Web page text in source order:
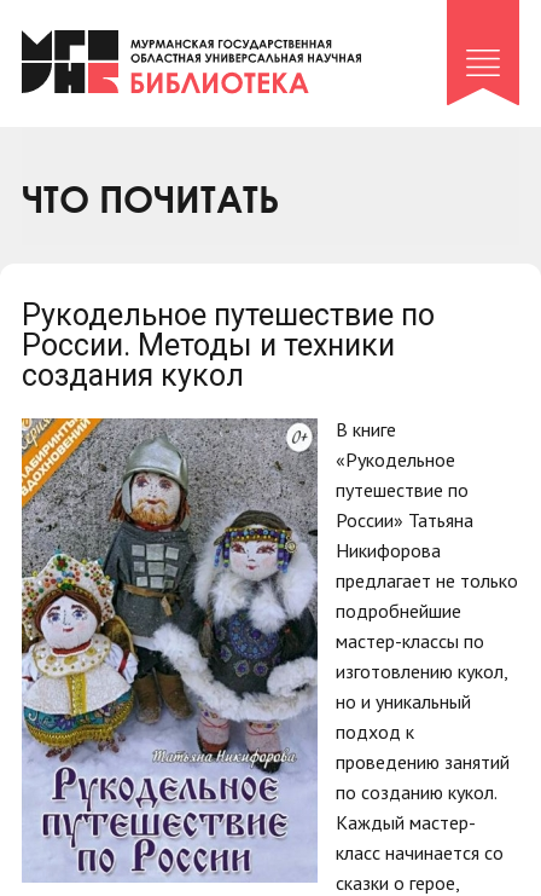
Клуб «Гиря и сельдерей»
Клуб «Семейный архив»
Коллегам
ЧТО ПОЧИТАТЬ
Рукодельное путешествие по
России. Методы и техники
создания кукол
В книге
«Рукодельное
путешествие по
России» Татьяна
Никифорова
предлагает не только
подробнейшие
мастер-классы по
изготовлению кукол,
но и уникальный
подход к
проведению занятий
по созданию кукол.
Каждый мастер-
класс начинается со
сказки о герое,